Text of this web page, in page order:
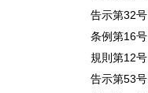
告示第32号
条例第16号
規則第12号
告示第53号